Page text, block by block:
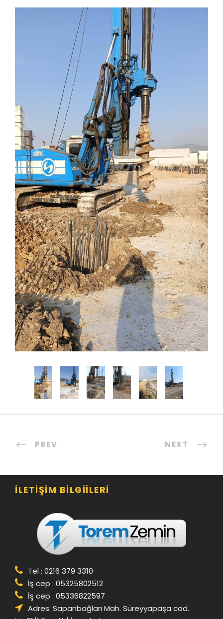
PREV NEXT
İLETIŞIM BILGIILERI
Tel : 0216 379 3310
İş cep : 05325802512
İş cep : 05336822597
Adres: Sapanbağları Mah. Süreyyapaşa cad.